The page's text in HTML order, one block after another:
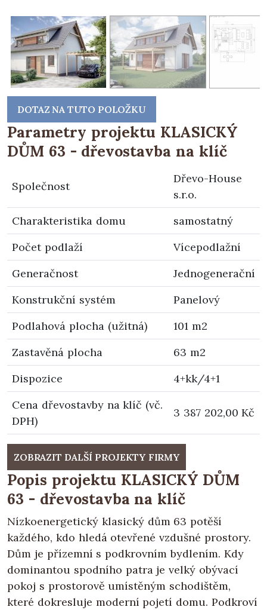
DOTAZ NA TUTO POLOŽKU
Parametry projektu KLASICKÝ
DŮM 63 - dřevostavba na klíč
Společnost
Dřevo-House
s.r.o.
Charakteristika domu
samostatný
Počet podlaží
Vícepodlažní
Generačnost
Jednogenerační
Konstrukční systém
Panelový
Podlahová plocha (užitná)
101 m2
Zastavěná plocha
63 m2
Dispozice
4+kk/4+1
Cena dřevostavby na klíč (vč.
DPH)
3 387 202,00 Kč
ZOBRAZIT DALŠÍ PROJEKTY FIRMY
Popis projektu KLASICKÝ DŮM
63 - dřevostavba na klíč
Nízkoenergetický klasický dům 63 potěší
každého, kdo hledá otevřené vzdušné prostory.
Dům je přízemní s podkrovním bydlením. Kdy
dominantou spodního patra je velký obývací
pokoj s prostorově umístěným schodištěm,
které dokresluje moderní pojetí domu. Podkroví